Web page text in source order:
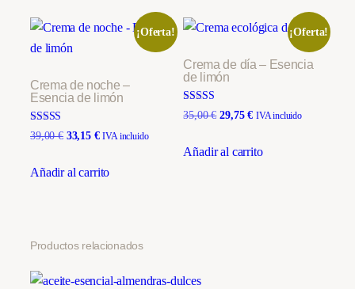
H
c
n
t
i
a
¡Oferta!
Crema de noche –
Esencia de limón
Valorado con
5.00
39,00€ El
original
33,15 €El
actual
IVA incluido
Añadir al carrito
¡Oferta!
Crema de día – Esencia
de limón
Valorado con
5.00
35,00€ El
original
29,75€El
actual
IVA incluido
Añadir al carrito
Productos relacionados